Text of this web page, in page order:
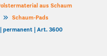
aus Schaum
Schaum-Pads
permanent | Art. 3600